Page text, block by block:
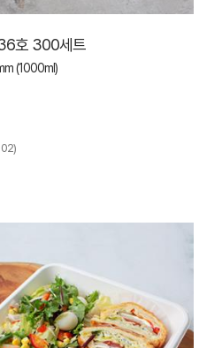
호 300세트
(1000ml)